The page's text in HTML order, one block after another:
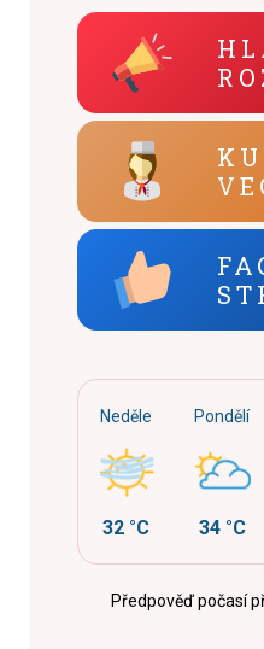
Neděle
32 °C
Pondělí
34 °C
Předpověď počasí